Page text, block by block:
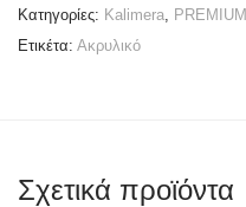
Κατηγορίες: Kalimera, PREMIUM
Ετικέτα: Ακρυλικό
Σχετικά προϊόντα